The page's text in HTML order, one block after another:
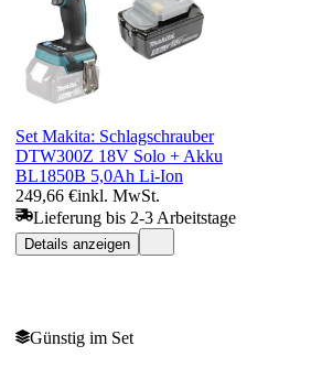
Set Makita: Schlagschrauber
DTW300Z 18V Solo + Akku
BL1850B 5,0Ah Li-Ion
249,66 €inkl. MwSt.
Lieferung bis 2-3 Arbeitstage
Details anzeigen
Günstig im Set